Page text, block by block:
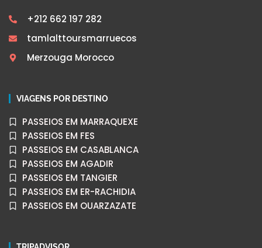
+212 662 197 282
tamlalttoursmarruecos
Merzouga Morocco
VIAGENS POR DESTINO
PASSEIOS EM MARRAQUEXE
PASSEIOS EM FES
PASSEIOS EM CASABLANCA
PASSEIOS EM AGADIR
PASSEIOS EM TANGIER
PASSEIOS EM ER-RACHIDIA
PASSEIOS EM OUARZAZATE